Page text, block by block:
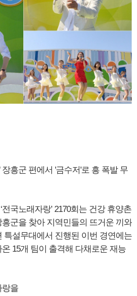
흥군 편에서 '금수저'로 흥 폭발 무
전국노래자랑’ 2170회는 건강 휴양촌
군을 찾아 지역민들의 뜨거운 끼와
특설무대에서 진행된 이번 경연에는
15개 팀이 출격해 다채로운 재능
랑을